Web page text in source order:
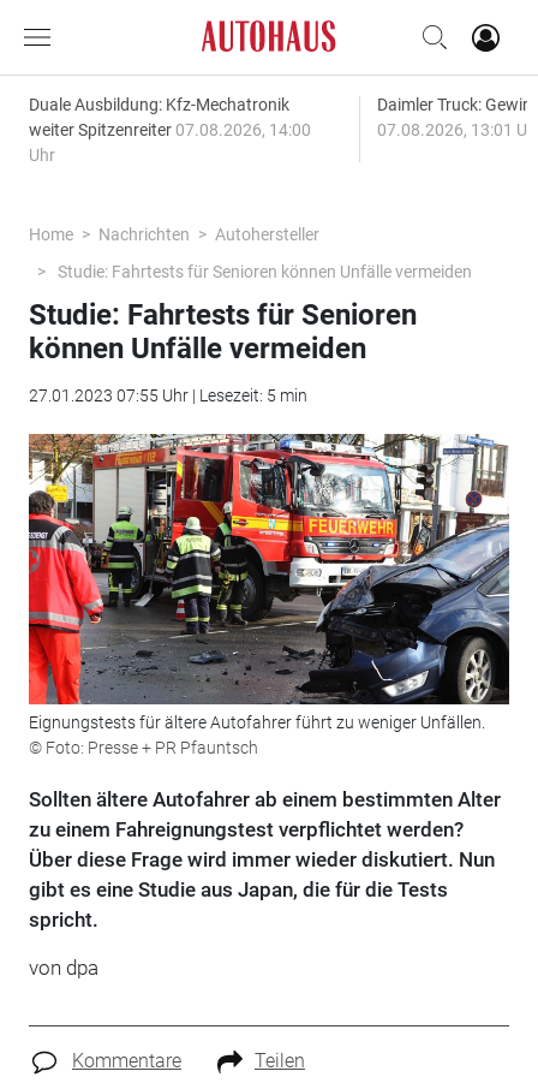
Duale Ausbildung: Kfz-Mechatronik
weiter Spitzenreiter 07.08.2026, 14:00
Uhr
Daimler Truck:
07.08.2026, 13:01
Home Nachrichten
Autohersteller
Studie: Fahrtests für Senioren können Unfälle vermeiden
Studie: Fahrtests für Senioren
können Unfälle vermeiden
27.01.2023 07:55 Uhr | Lesezeit: 5 min
Eignungstests für ältere Autofahrer führt zu weniger Unfällen.
© Foto: Presse + PR Pfauntsch
Sollten ältere Autofahrer ab einem bestimmten Alter
zu einem Fahreignungstest verpflichtet werden?
Über diese Frage wird immer wieder diskutiert. Nun
gibt es eine Studie aus Japan, die für die Tests
spricht.
von dpa
Kommentare Teilen